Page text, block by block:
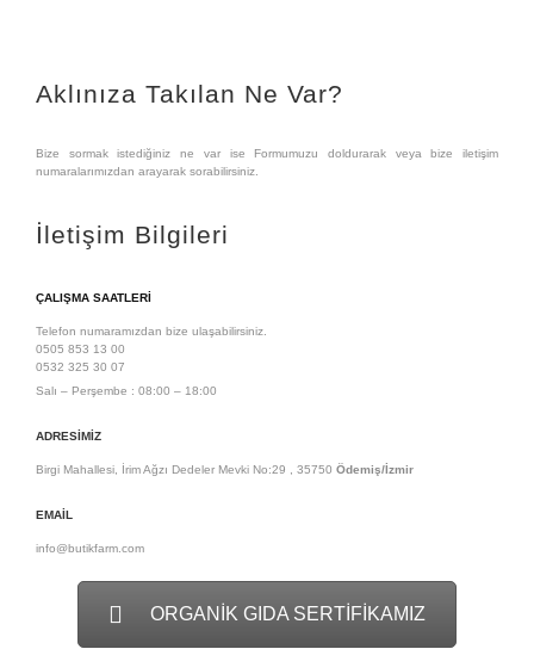
Aklınıza Takılan Ne Var?
Bize sormak istediğiniz ne var ise Formumuzu doldurarak veya bize iletişim
numaralarımızdan arayarak sorabilirsiniz.
İletişim Bilgileri
ÇALIŞMA SAATLERI
Telefon numaramızdan bize ulaşabilirsiniz.
0505 853 13 00
0532 325 30 07
Salı – Perşembe : 08:00 – 18:00
ADRESIMIZ
Birgi Mahallesi, İrim Ağzı Dedeler Mevki No:29 , 35750 Ödemiş/İzmir
EMAIL
info@butikfarm.com
ORGANİK GIDA SERTİFİKAMIZ